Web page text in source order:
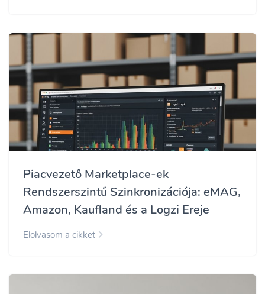
Piacvezető Marketplace-ek
Rendszerszintű Szinkronizációja: eMAG,
Amazon, Kaufland és a Logzi Ereje
Elolvasom a cikket